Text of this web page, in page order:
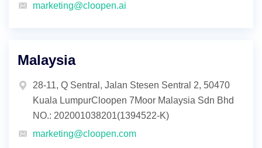
marketing@cloopen.ai
Malaysia
28-11, Q Sentral, Jalan Stesen Sentral 2, 50470
Kuala LumpurCloopen 7Moor Malaysia Sdn Bhd
NO.: 202001038201(1394522-K)
marketing@cloopen.com